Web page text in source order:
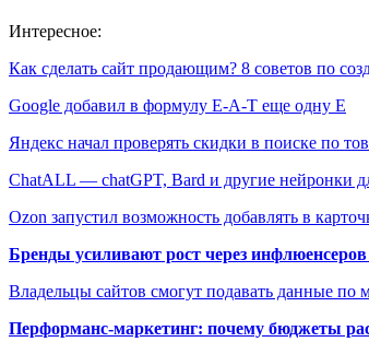
Интересное:
Как сделать сайт продающим? 8 советов по
Google добавил в формулу E-A-T еще одну Е
Яндекс начал проверять скидки в поиске по
ChatALL — chatGPT, Bard и другие нейронки
Ozon запустил возможность добавлять в
Бренды усиливают рост через
Владельцы сайтов смогут подавать данные по
Перформанс-маркетинг: почему бюджеты